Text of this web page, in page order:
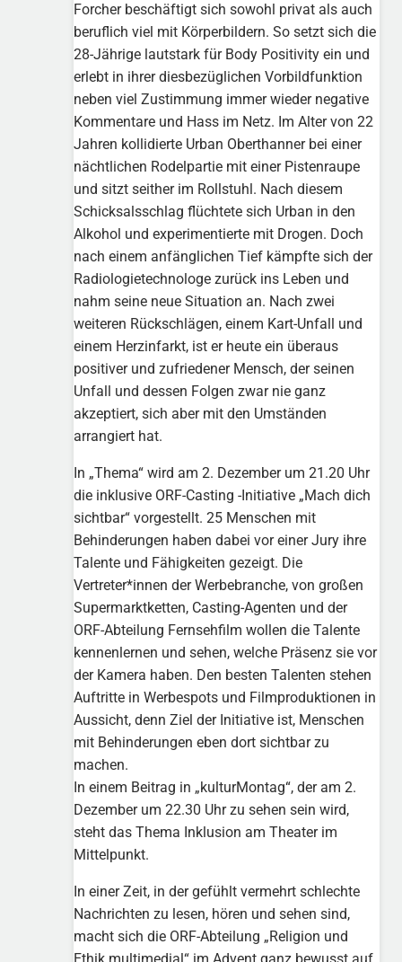
Forcher beschäftigt sich sowohl privat als auch
beruflich viel mit Körperbildern. So setzt sich die
28-Jährige lautstark für Body Positivity ein und
erlebt in ihrer diesbezüglichen Vorbildfunktion
neben viel Zustimmung immer wieder negative
Kommentare und Hass im Netz. Im Alter von 22
Jahren kollidierte Urban Oberthanner bei einer
nächtlichen Rodelpartie mit einer Pistenraupe
und sitzt seither im Rollstuhl. Nach diesem
Schicksalsschlag flüchtete sich Urban in den
Alkohol und experimentierte mit Drogen. Doch
nach einem anfänglichen Tief kämpfte sich der
Radiologietechnologe zurück ins Leben und
nahm seine neue Situation an. Nach zwei
weiteren Rückschlägen, einem Kart-Unfall und
einem Herzinfarkt, ist er heute ein überaus
positiver und zufriedener Mensch, der seinen
Unfall und dessen Folgen zwar nie ganz
akzeptiert, sich aber mit den Umständen
arrangiert hat.
In „Thema“ wird am 2. Dezember um 21.20 Uhr
die inklusive ORF-Casting -Initiative „Mach dich
sichtbar“ vorgestellt. 25 Menschen mit
Behinderungen haben dabei vor einer Jury ihre
Talente und Fähigkeiten gezeigt. Die
Vertreter*innen der Werbebranche, von großen
Supermarktketten, Casting-Agenten und der
ORF-Abteilung Fernsehfilm wollen die Talente
kennenlernen und sehen, welche Präsenz sie vor
der Kamera haben. Den besten Talenten stehen
Auftritte in Werbespots und Filmproduktionen in
Aussicht, denn Ziel der Initiative ist, Menschen
mit Behinderungen eben dort sichtbar zu
machen.
In einem Beitrag in „kulturMontag“, der am 2.
Dezember um 22.30 Uhr zu sehen sein wird,
steht das Thema Inklusion am Theater im
Mittelpunkt.
In einer Zeit, in der gefühlt vermehrt schlechte
Nachrichten zu lesen, hören und sehen sind,
macht sich die ORF-Abteilung „Religion und